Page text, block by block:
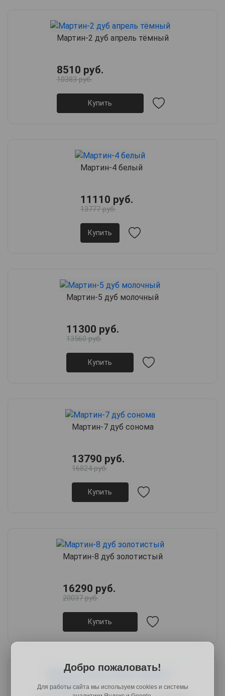
Мартин-2 дуб апрель тёмный
8510 руб.
10383 руб.
Купить
Мартин-4 белый
11110 руб.
13777 руб.
Купить
Мартин-5 дуб молочный
11300 руб.
13560 руб.
Купить
Мартин-7 дуб сонома
13790 руб.
16824 руб.
Купить
Мартин-8 дуб золотистый
16290 руб.
20037 руб.
Купить
Добро пожаловать!
Для работы сайта мы используем cookies и системы